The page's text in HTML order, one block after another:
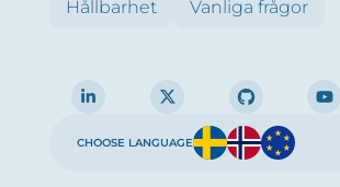
Hållbarhet Vanliga frågor
CHOOSE LANGUAGE